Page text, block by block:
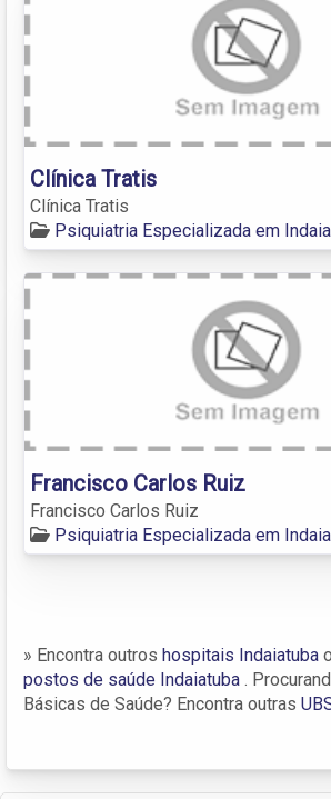
Clínica Tratis
Clínica Tratis
Psiquiatria Especializada em
Francisco Carlos Ruiz
Francisco Carlos Ruiz
Psiquiatria Especializada em
» Encontra outros hospitais Indaiatuba
postos de saúde Indaiatuba .
Básicas de Saúde? Encontra outras